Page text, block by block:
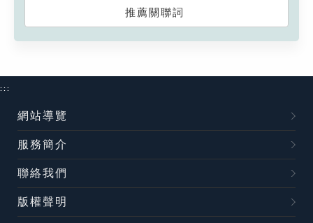
推薦關聯詞
:::
網站導覽
服務簡介
聯絡我們
版權聲明